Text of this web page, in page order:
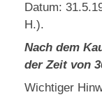
Datum:
H.).
Nach dem
der Zeit von
Wichtiger